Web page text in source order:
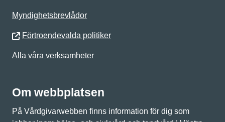
Myndighetsbrevlådor
Förtroendevalda politiker
Alla våra verksamheter
Om webbplatsen
På Vårdgivarwebben finns information för dig som